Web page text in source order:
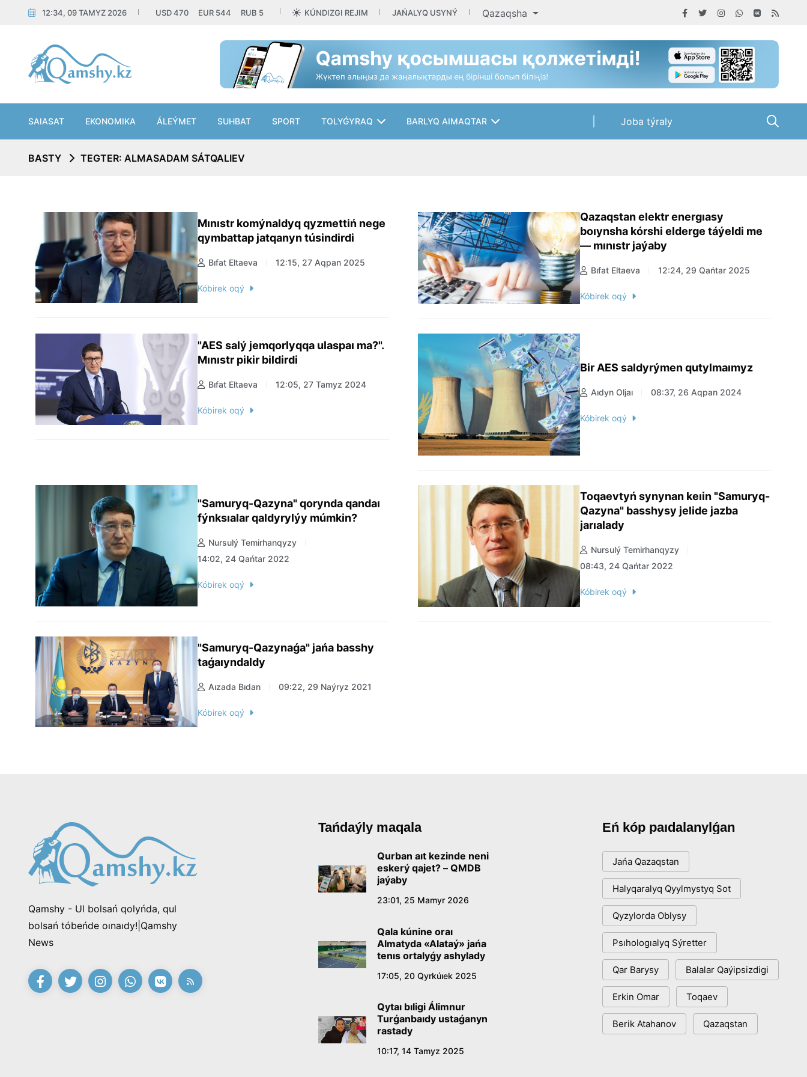
12:34, 09 TAMYZ 2026 USD470 EUR 544 RUB 5 KÚNDIZGI REJIM JAŃALYQ USYNÝ Qazaqsha
SAIASAT EKONOMIKA ÁLEÝMET SUHBAT SPORT TOLYǴYRAQ BARLYQ AIMAQTAR Joba týraly
BASTY TEGTER: ALMASADAM SÁTQALIEV
Mınıstr komýnaldyq qyzmettiń nege
qymbattap jatqanyn túsindirdi
Bıfat Eltaeva 12:15, 27 Aqpan 2025
Kóbirek oqý
Qazaqstan elektr energıasy
boıynsha kórshi elderge táýeldi me
— mınıstr jaýaby
Bıfat Eltaeva 12:24, 29 Qańtar 2025
Kóbirek oqý
"AES salý jemqorlyqqa ulaspaı ma?".
Mınıstr pikir bildirdi
Bıfat Eltaeva 12:05, 27 Tamyz 2024
Kóbirek oqý
Bir AES saldyrýmen qutylmaımyz
Aıdyn Oljaı 08:37, 26 Aqpan 2024
Kóbirek oqý
"Samuryq-Qazyna" qorynda qandaı
fýnksıalar qaldyrylýy múmkin?
Nursulý Temirhanqyzy
14:02, 24 Qańtar 2022
Kóbirek oqý
Toqaevtyń synynan keıin "Samuryq-
Qazyna" basshysy jelide jazba
jarıalady
Nursulý Temirhanqyzy
08:43, 24 Qańtar 2022
Kóbirek oqý
"Samuryq-Qazynaǵa" jańa basshy
taǵaıyndaldy
Aızada Bıdan 09:22, 29 Naýryz 2021
Kóbirek oqý
Qamshy - Ul bolsań qolyńda, qul
bolsań tóbeńde oınaıdy!|Qamshy
News
Tańdaýly maqala
Qurban aıt kezinde neni
eskerý qajet? – QMDB
jaýaby
23:01, 25 Mamyr 2026
Qala kúnine oraı
Almatyda «Alataý» jańa
tenıs ortalyǵy ashylady
17:05, 20 Qyrkúıek 2025
Qytaı bıligi Álimnur
Turǵanbaıdy ustaǵanyn
rastady
10:17, 14 Tamyz 2025
Eń kóp paıdalanylǵan
Jańa Qazaqstan
Halyqaralyq Qyylmystyq Sot
Qyzylorda Oblysy
Psıhologıalyq Sýretter
Qar Barysy Balalar Qaýipsizdigi
Erkin Omar Toqaev
Berik Atahanov Qazaqstan